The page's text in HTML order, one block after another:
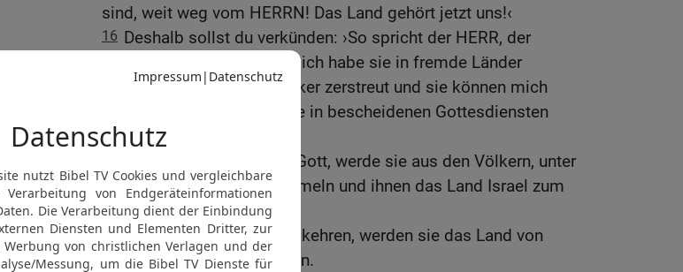
sind, weit weg vom HERRN! Das Land gehört jetzt uns!‹
16 Deshalb sollst du verkünden: ›So spricht der HERR, der
mächtige Gott: Es stimmt, ich habe sie in fremde Länder
gebracht und unter die Völker zerstreut und sie können mich
dort nur noch aus der Ferne in bescheidenen Gottesdiensten
verehren.
Aber ich, der mächtige Gott, werde sie aus den Völkern, unter
die sie zerstreut sind, sammeln und ihnen das Land Israel zum
Besitz geben.
18 Wenn sie dorthin zurückkehren, werden sie das Land von
allem Götzendienst reinigen.